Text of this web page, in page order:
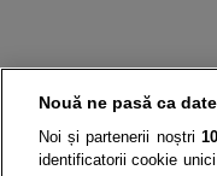
Nouă ne pasă ca
Noi și partenerii noștri
identificatorii cookie